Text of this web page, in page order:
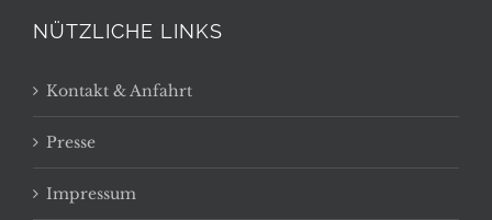
NÜTZLICHE LINKS
Kontakt & Anfahrt
Presse
Impressum